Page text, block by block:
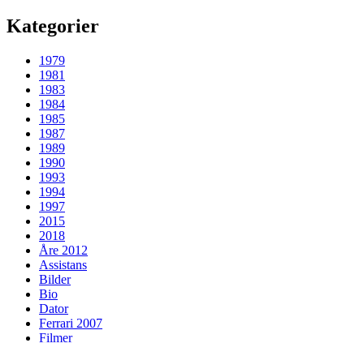
Kategorier
1979
1981
1983
1984
1985
1987
1989
1990
1993
1994
1997
2015
2018
Åre 2012
Assistans
Bilder
Bio
Dator
Ferrari 2007
Filmer